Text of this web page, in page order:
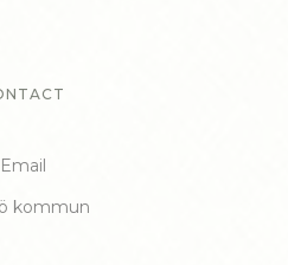
Email
kommun